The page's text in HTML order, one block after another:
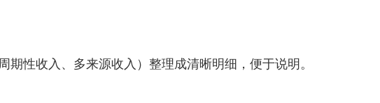
性收入、多来源收入）整理成清晰明细，便于说明。